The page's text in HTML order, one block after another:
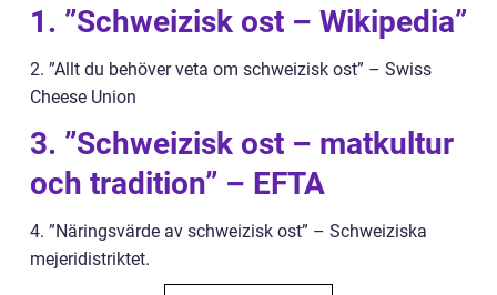
1. ”Schweizisk ost – Wikipedia”
2. ”Allt du behöver veta om schweizisk ost” – Swiss
Cheese Union
3. ”Schweizisk ost – matkultur
och tradition” – EFTA
4. ”Näringsvärde av schweizisk ost” – Schweiziska
mejeridistriktet.